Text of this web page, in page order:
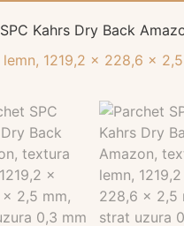
Kahrs Dry Back